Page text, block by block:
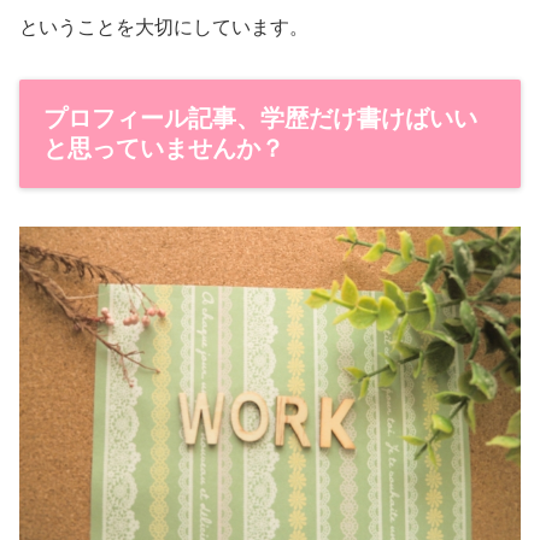
ということを大切にしています。
プロフィール記事、学歴だけ書けばいい
と思っていませんか？